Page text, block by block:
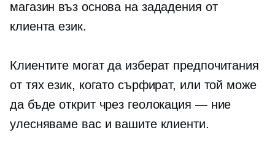
магазин въз основа на зададения от
клиента език.
Клиентите могат да изберат предпочитания
от тях език, когато сърфират, или той може
да бъде открит чрез геолокация — ние
улесняваме вас и вашите клиенти.